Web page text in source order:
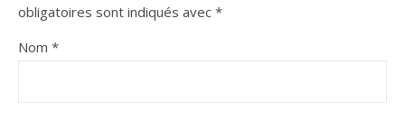
obligatoires sont indiqués avec *
Nom *